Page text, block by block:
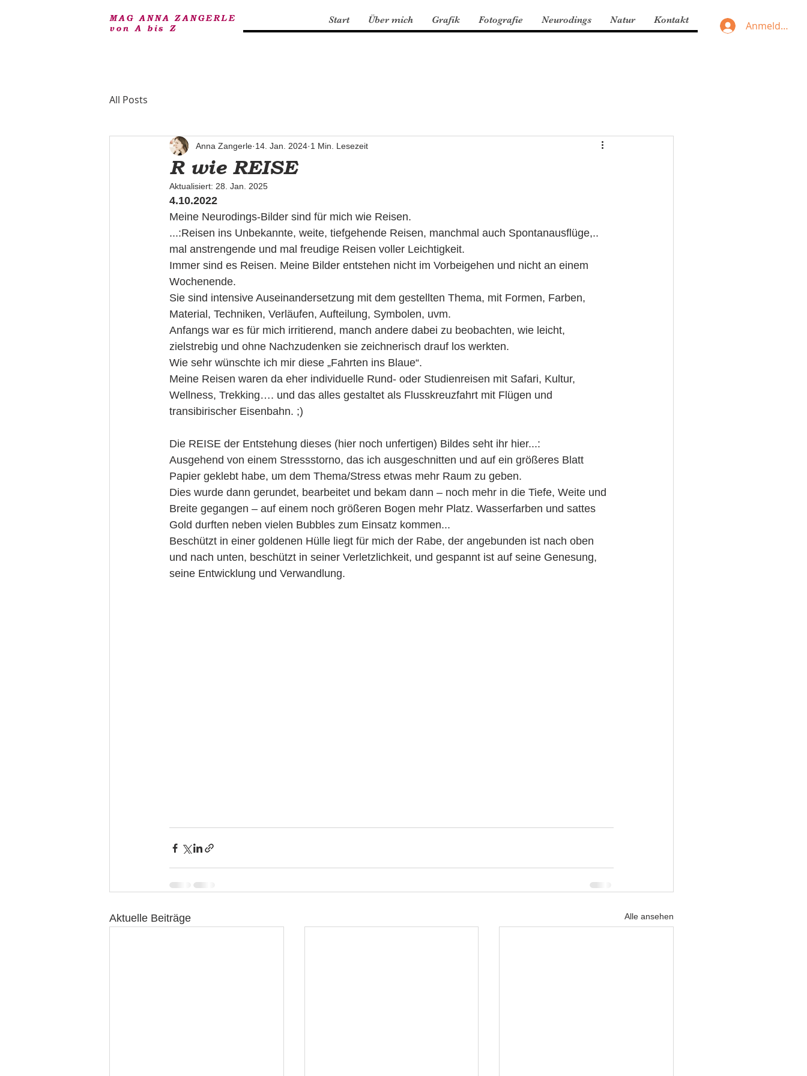
MAG ANNA ZANGERLE
von A bis Z
Start Über mich Grafik Fotografie Neurodings Natur Kontakt Anmelden
All Posts
R wie REISE
Anna Zangerle 14. Jan. 2024 1 Min. Lesezeit
Aktualisiert: 28. Jan. 2025
4.10.2022
Meine Neurodings-Bilder sind für mich wie Reisen.
...:Reisen ins Unbekannte, weite, tiefgehende Reisen, manchmal auch Spontanausflüge,..
mal anstrengende und mal freudige Reisen voller Leichtigkeit.
Immer sind es Reisen. Meine Bilder entstehen nicht im Vorbeigehen und nicht an einem
Wochenende.
Sie sind intensive Auseinandersetzung mit dem gestellten Thema, mit Formen, Farben,
Material, Techniken, Verläufen, Aufteilung, Symbolen, uvm.
Anfangs war es für mich irritierend, manch andere dabei zu beobachten, wie leicht,
zielstrebig und ohne Nachzudenken sie zeichnerisch drauf los werkten.
Wie sehr wünschte ich mir diese „Fahrten ins Blaue“.
Meine Reisen waren da eher individuelle Rund- oder Studienreisen mit Safari, Kultur,
Wellness, Trekking…. und das alles gestaltet als Flusskreuzfahrt mit Flügen und
transibirischer Eisenbahn. ;)
Die REISE der Entstehung dieses (hier noch unfertigen) Bildes seht ihr hier...:
Ausgehend von einem Stressstorno, das ich ausgeschnitten und auf ein größeres Blatt
Papier geklebt habe, um dem Thema/Stress etwas mehr Raum zu geben.
Dies wurde dann gerundet, bearbeitet und bekam dann – noch mehr in die Tiefe, Weite und
Breite gegangen – auf einem noch größeren Bogen mehr Platz. Wasserfarben und sattes
Gold durften neben vielen Bubbles zum Einsatz kommen...
Beschützt in einer goldenen Hülle liegt für mich der Rabe, der angebunden ist nach oben
und nach unten, beschützt in seiner Verletzlichkeit, und gespannt ist auf seine Genesung,
seine Entwicklung und Verwandlung.
Aktuelle Beiträge Alle ansehen